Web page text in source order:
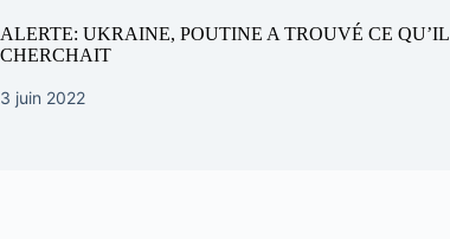
ALERTE: UKRAINE, POUTINE A TROUVÉ CE QU’IL
CHERCHAIT
3 juin 2022